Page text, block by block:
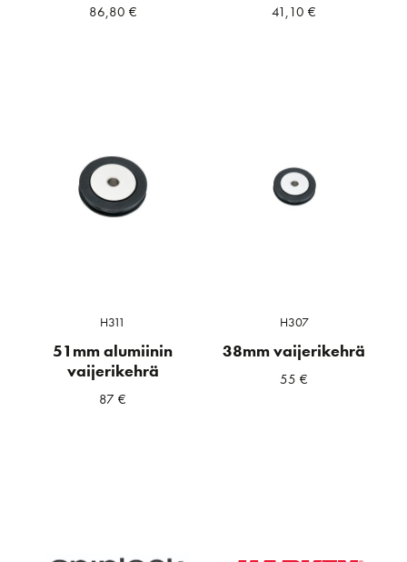
86,80 € 41,10€
H311
51mm alumiinin
vaijerikehrä
87€
H307
38mm vaijerikehrä
55€